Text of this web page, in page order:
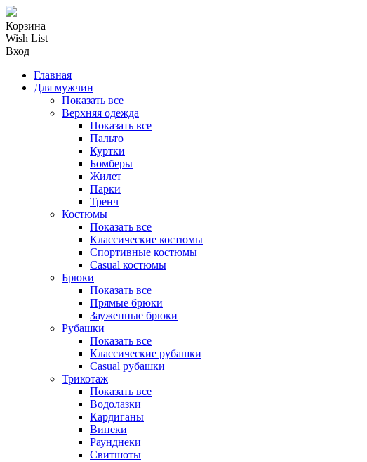
Корзина
Wish List
Вход
Главная
Для мужчин
Показать все
Верхняя одежда
Показать все
Пальто
Куртки
Бомберы
Жилет
Парки
Тренч
Костюмы
Показать все
Классические костюмы
Спортивные костюмы
Casual костюмы
Брюки
Показать все
Прямые брюки
Зауженные брюки
Рубашки
Показать все
Классические рубашки
Casual рубашки
Трикотаж
Показать все
Водолазки
Кардиганы
Винеки
Раунднеки
Свитшоты